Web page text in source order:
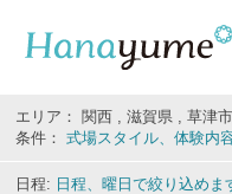
エリア： 関西 , 滋賀県 , 草津市
条件： 式場スタイル、体験内
日程: 日程、曜日で絞り込めま